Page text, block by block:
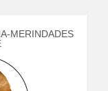
MERINDADES